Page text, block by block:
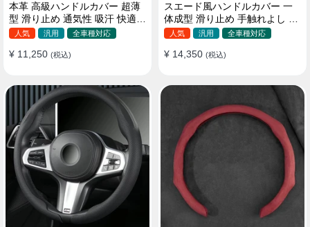
本革 高級ハンドルカバー 超薄
型 滑り止め 通気性 吸汗 快適
耐久性 四季汎用 35~40CM
人気 汎用 全車種対応
¥ 11,250 (税込)
スエード風ハンドルカバー 一
体成型 滑り止め 手触れよし 吸
汗 高級感 四季汎用 35~38CM
人気 汎用 全車種対応
¥ 14,350 (税込)